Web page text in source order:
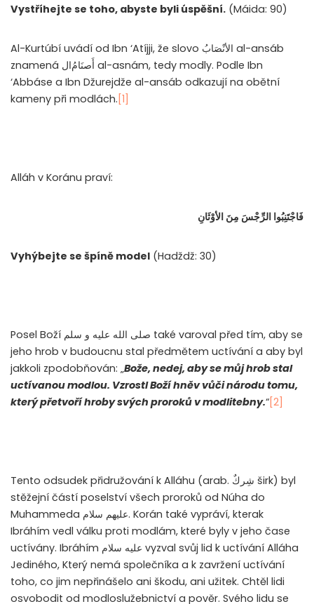
Vystříhejte se toho, abyste byli úspěšní. (Máida: 90)
Al-Kurtúbí uvádí od Ibn ‘Atíjji, že slovo الأنْصَابُ al-ansáb
znamená الأَصنَامُ al-asnám, tedy modly. Podle Ibn
‘Abbáse a Ibn Džurejdže al-ansáb odkazují na obětní
kameny při modlách. [1]
Alláh v Koránu praví:
فَاجْتَنِبُوا الرِّجْسَ مِنَ الأوْثَانِ
Vyhýbejte se špíně model (Hadždž: 30)
Posel Boží صلى الله عليه و سلم také varoval před tím, aby se
jeho hrob v budoucnu stal předmětem uctívání a aby byl
jakkoli zpodobňován: „Bože, nedej, aby se můj hrob stal
uctívanou modlou. Vzrostl Boží hněv vůči národu tomu,
který přetvoří hroby svých proroků v modlitebny.“[2]
Tento odsudek přidružování k Alláhu (arab. شِركٌ širk) byl
stěžejní částí poselství všech proroků od Núha do
Muhammeda عليهم سلام. Korán také vypráví, kterak
Ibráhím vedl válku proti modlám, které byly v jeho čase
uctívány. Ibráhím عليه سلام vyzval svůj lid k uctívání Alláha
Jediného, Který nemá společníka a k zavržení uctívání
toho, co jim nepřinášelo ani škodu, ani užitek. Chtěl lidi
osvobodit od modloslužebnictví a pověr. Svého lidu se